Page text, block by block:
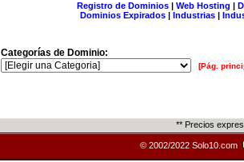
Registro de Dominios| Web Hosting |
Dominios Expirados | Industrias |
Categorías de Dominio:
[Pág.
** Precios
© 2002/2022 Solo10.com